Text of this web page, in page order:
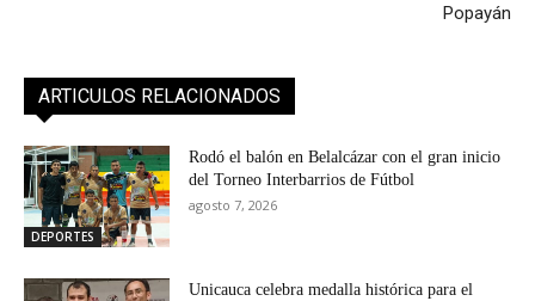
Popayán
ARTICULOS RELACIONADOS
DEPORTES
Rodó el balón en Belalcázar con el gran inicio
del Torneo Interbarrios de Fútbol
agosto 7, 2026
Unicauca celebra medalla histórica para el